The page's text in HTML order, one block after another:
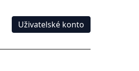
Uživatelské konto